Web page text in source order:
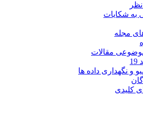
شکایات
مجله
مقالات
نگهداری داده ها
کلیدی